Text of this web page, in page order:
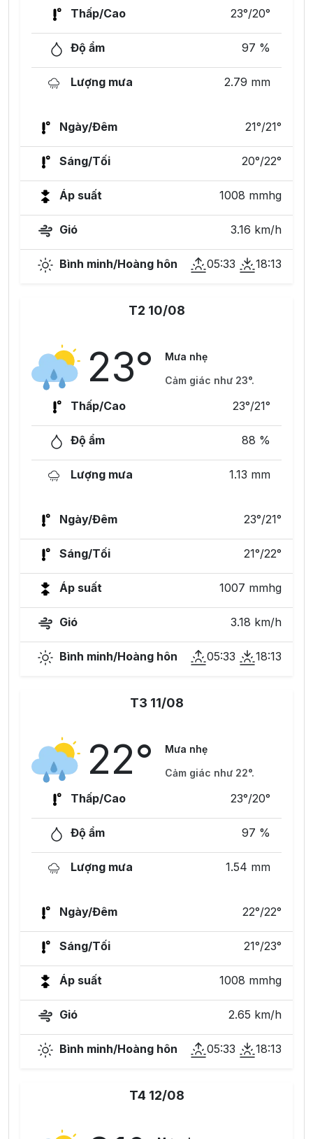
Thấp/Cao 23°/20°
Độ ẩm 97 %
Lượng mưa 2.79 mm
Ngày/Đêm 21°/21°
Sáng/Tối 20°/22°
Áp suất 1008 mmhg
Gió 3.16 km/h
Bình minh/Hoàng hôn 05:33 18:13
T2 10/08
23°
Mưa nhẹ
Cảm giác như 23°.
Thấp/Cao 23°/21°
Độ ẩm 88 %
Lượng mưa 1.13 mm
Ngày/Đêm 23°/21°
Sáng/Tối 21°/22°
Áp suất 1007 mmhg
Gió 3.18 km/h
Bình minh/Hoàng hôn 05:33 18:13
T3 11/08
22°
Mưa nhẹ
Cảm giác như 22°.
Thấp/Cao 23°/20°
Độ ẩm 97 %
Lượng mưa 1.54 mm
Ngày/Đêm 22°/22°
Sáng/Tối 21°/23°
Áp suất 1008 mmhg
Gió 2.65 km/h
Bình minh/Hoàng hôn 05:33 18:13
T4 12/08